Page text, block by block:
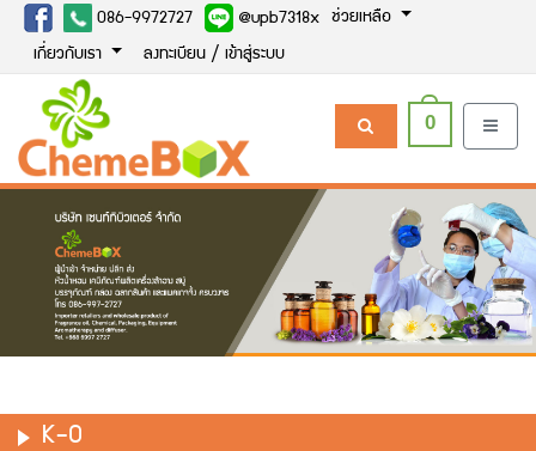
086-9972727 @upb7318x ช่วยเหลือ
เกี่ยวกับเรา ลงทะเบียน / เข้าสู่ระบบ
0
K-O